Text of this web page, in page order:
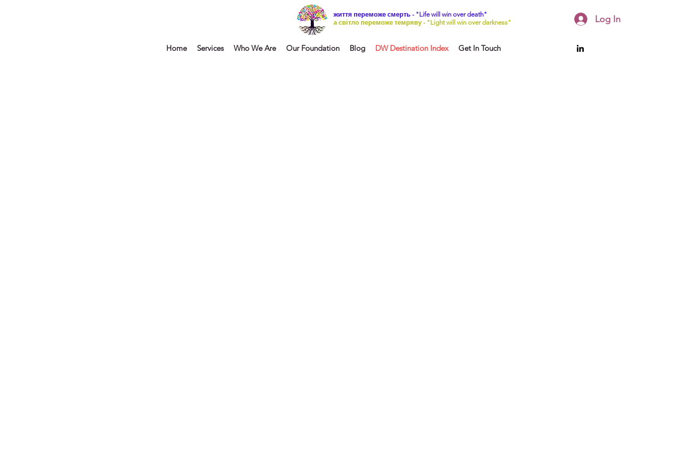
життя переможе смерть - "Life will win over death"
а світло переможе темряву - "Light will win over darkness"
Home Services Who We Are Our Foundation Blog DW Destination Index Get In Touch
Log In